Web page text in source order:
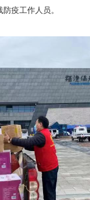
疫工作人员。